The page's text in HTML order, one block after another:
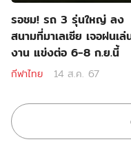
รอชม! รถ 3 รุ่นใหญ่ ลง
สนามที่มาเลเซีย เจอฝนเล่
งาน แข่งต่อ 6-8 ก.ย.นี้
กีฬาไทย 14 ส.ค. 67